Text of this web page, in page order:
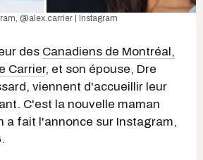
@alex.carrier | Instagram
des Canadiens de Montréal,
Carrier, et son épouse, Dre
viennent d'accueillir leur
C'est la nouvelle maman
a fait l'annonce sur Instagram,